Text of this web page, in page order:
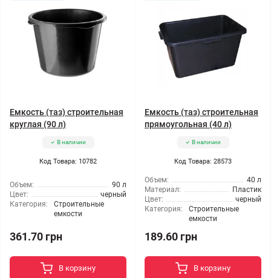
Емкость (таз) строительная
круглая (90 л)
В наличии
Код Товара: 10782
Объем:
90 л
Цвет:
черный
Категория:
Строительные
емкости
361.70 грн
В корзину
Емкость (таз) строительная
прямоугольная (40 л)
В наличии
Код Товара: 28573
Объем:
40 л
Материал:
Пластик
Цвет:
черный
Категория:
Строительные
емкости
189.60 грн
В корзину